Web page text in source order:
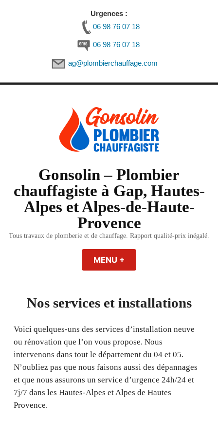
Urgences :
06 98 76 07 18
06 98 76 07 18
ag@plombierchauffage.com
Gonsolin – Plombier
chauffagiste à Gap, Hautes-
Alpes et Alpes-de-Haute-
Provence
Tous travaux de plomberie et de chauffage. Rapport qualité-prix inégalé.
MENU +
Nos services et installations
Voici quelques-uns des services d’installation neuve
ou rénovation que l’on vous propose. Nous
intervenons dans tout le département du 04 et 05.
N’oubliez pas que nous faisons aussi des dépannages
et que nous assurons un service d’urgence 24h/24 et
7j/7 dans les Hautes-Alpes et Alpes de Hautes
Provence.